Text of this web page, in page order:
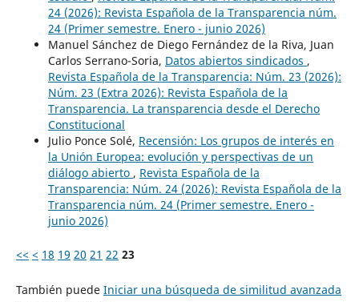
24 (2026): Revista Española de la Transparencia núm.
24 (Primer semestre. Enero - junio 2026)
Manuel Sánchez de Diego Fernández de la Riva, Juan
Carlos Serrano-Soria, Datos abiertos sindicados ,
Revista Española de la Transparencia: Núm. 23 (2026):
Núm. 23 (Extra 2026): Revista Española de la
Transparencia. La transparencia desde el Derecho
Constitucional
Julio Ponce Solé, Recensión: Los grupos de interés en
la Unión Europea: evolución y perspectivas de un
diálogo abierto , Revista Española de la
Transparencia: Núm. 24 (2026): Revista Española de la
Transparencia núm. 24 (Primer semestre. Enero -
junio 2026)
<< < 18 19 20 21 22 23
También puede Iniciar una búsqueda de similitud avanzada